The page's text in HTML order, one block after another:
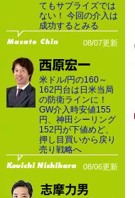
てもサプライズでは
ない！ 今回の介入は
成功するとみる
08/07更新
米ドル/円の160～
162円台は日米当局
の防衛ラインに！
GW介入時安値155
円、神田シーリング
152円が下値めど、
押し目買いから戻り
売り戦略へ
08/06更新